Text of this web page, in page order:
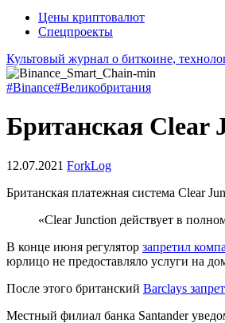
Цены криптовалют
Спецпроекты
Культовый журнал о биткоине,
#Binance#Великобритания
Британская Clear
12.07.2021 ForkLog
Британская платежная система Clear
«Clear Junction действует в
В конце июня регулятор запретил
юрлицо не предоставляло услуги на
После этого британский Barclays
Местный филиал банка Santander